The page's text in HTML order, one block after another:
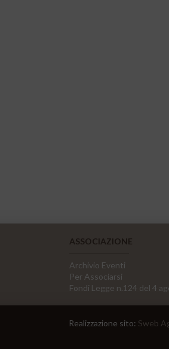
ASSOCIAZIONE
Archivio Eventi
Per Associarsi
Fondi Legge n.124 del 4
Realizzazione sito: Sweb